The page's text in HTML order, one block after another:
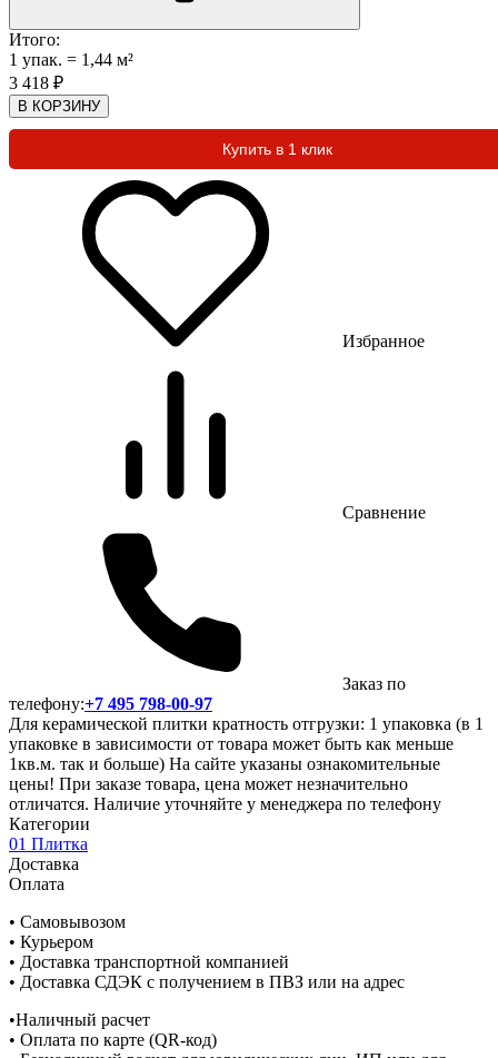
Итого:
1 упак. = 1,44 м²
3 418 ₽
В КОРЗИНУ
Купить в 1 клик
Избранное
Сравнение
Заказ по
телефону:+7 495 798-00-97
Для керамической плитки кратность отгрузки: 1 упаковка (в 1
упаковке в зависимости от товара может быть как меньше
1кв.м. так и больше) На сайте указаны ознакомительные
цены! При заказе товара, цена может незначительно
отличатся. Наличие уточняйте у менеджера по телефону
Категории
01 Плитка
Доставка
Оплата
• Самовывозом
• Курьером
• Доставка транспортной компанией
• Доставка СДЭК с получением в ПВЗ или на адрес
•Наличный расчет
• Оплата по карте (QR-код)